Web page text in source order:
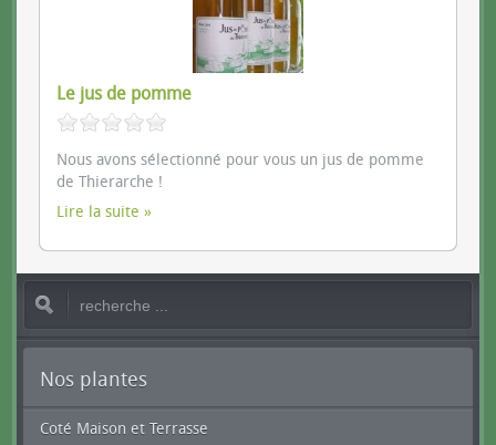
Le jus de pomme
Nous avons sélectionné pour vous un jus de pomme
de Thierarche !
Lire la suite
Nos plantes
Coté Maison et Terrasse